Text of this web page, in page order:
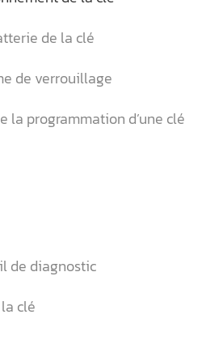
de la clé
de verrouillage
la programmation d’une clé
de diagnostic
clé